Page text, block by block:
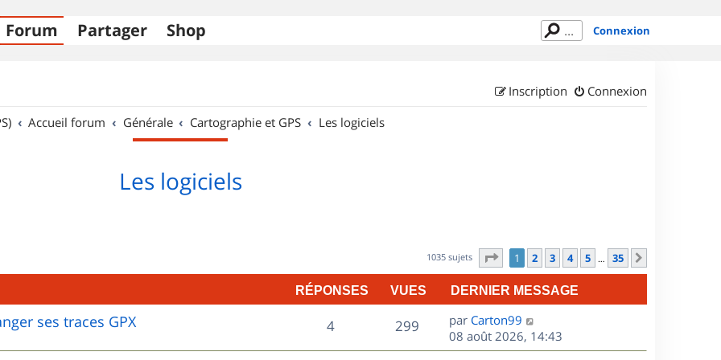
Forum Partager Shop Connexion
Connexion
Inscription
Accueil forum Générale Cartographie et GPS Les logiciels
Les logiciels
1035 sujets Page sur35
1 2 3 4 5 … 35
RÉPONSES VUES DERNIER MESSAGE
ses traces GPX 4R
é
299V
u
D
e
r
par Carton99
08 août 2026, 14:43